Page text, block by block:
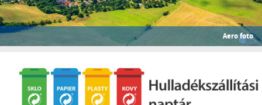
Aero foto